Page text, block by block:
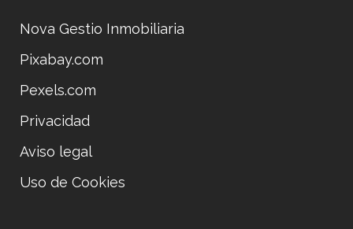
Nova Gestio Inmobiliaria
Pixabay.com
Pexels.com
Privacidad
Aviso legal
Uso de Cookies